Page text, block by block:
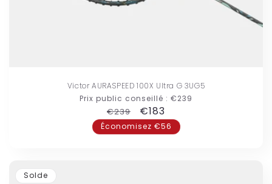
Victor AURASPEED 100X Ultra G 3UG5
Prix public conseillé : €239
Prix
habituel
€239
Prix
promotionnel
€183
Économisez €56
Solde